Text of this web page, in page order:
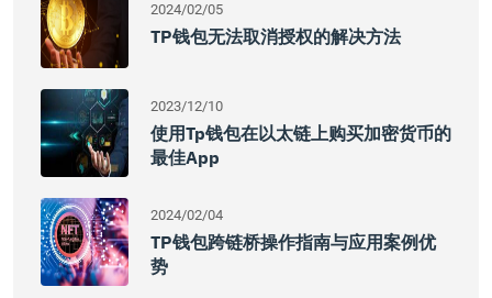
2024/02/05
TP钱包无法取消授权的解决方法
2023/12/10
使用tp钱包在以太链上购买加密货币的
最佳app
2024/02/04
TP钱包跨链桥操作指南与应用案例优
势